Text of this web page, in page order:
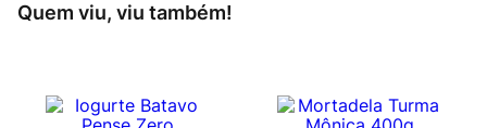
Quem viu, viu também!